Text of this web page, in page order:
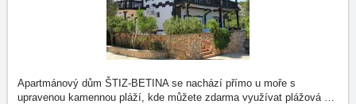
Apartmánový dům ŠTIZ-BETINA se nachází přímo u moře s
upravenou kamennou pláží, kde můžete zdarma využívat plážová …